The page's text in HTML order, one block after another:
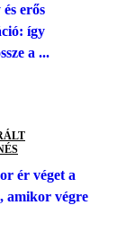
erős
így
a ...
ér véget a
amikor végre